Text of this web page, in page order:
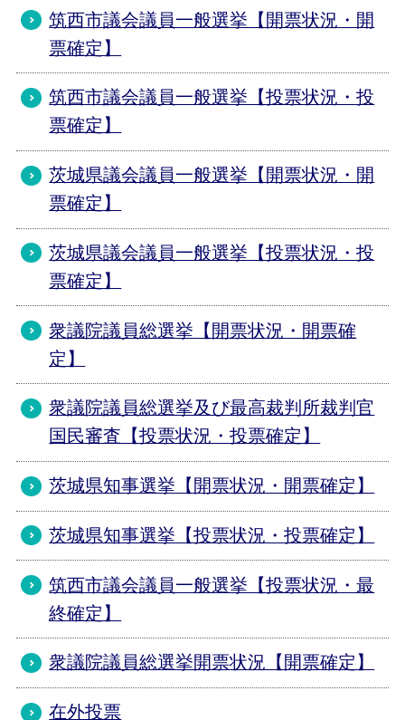
筑西市議会議員一般選挙【開票状況・開
票確定】
筑西市議会議員一般選挙【投票状況・投
票確定】
茨城県議会議員一般選挙【開票状況・開
票確定】
茨城県議会議員一般選挙【投票状況・投
票確定】
衆議院議員総選挙【開票状況・開票確
定】
衆議院議員総選挙及び最高裁判所裁判官
国民審査【投票状況・投票確定】
茨城県知事選挙【開票状況・開票確定】
茨城県知事選挙【投票状況・投票確定】
筑西市議会議員一般選挙【投票状況・最
終確定】
衆議院議員総選挙開票状況【開票確定】
在外投票